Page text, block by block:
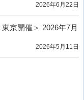
2026年6月22日
京開催＞ 2026年7月
2026年5月11日